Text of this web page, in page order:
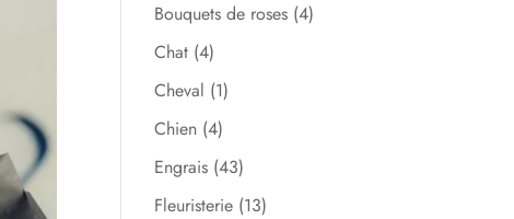
Bouquets de roses (4)
Chat (4)
Cheval (1)
Chien (4)
Engrais (43)
Fleuristerie (13)